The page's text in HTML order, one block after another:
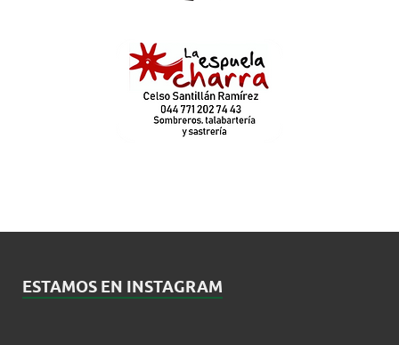
ESTAMOS EN INSTAGRAM